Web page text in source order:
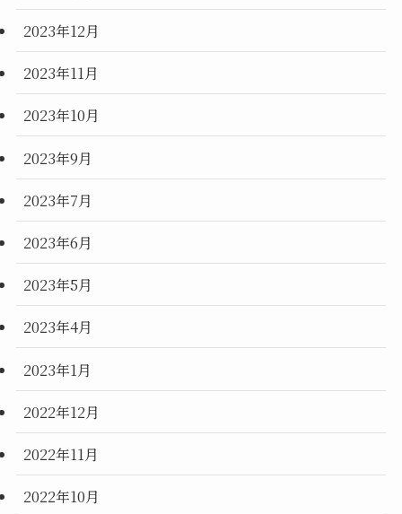
2023年12月
2023年11月
2023年10月
2023年9月
2023年7月
2023年6月
2023年5月
2023年4月
2023年1月
2022年12月
2022年11月
2022年10月